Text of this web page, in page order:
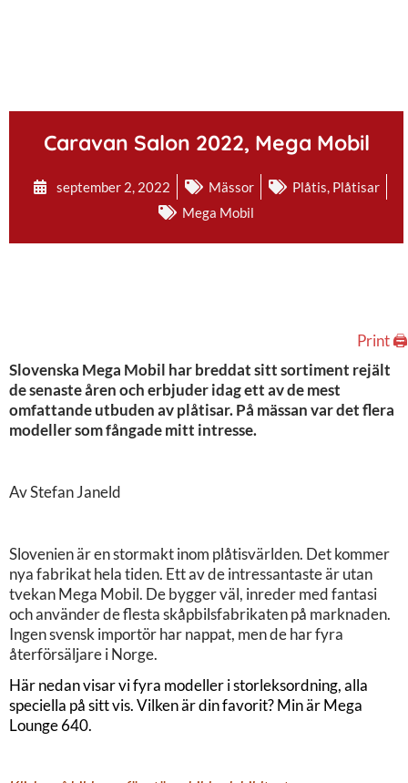
Caravan Salon 2022, Mega Mobil
september 2, 2022 Mässor Plåtis, Plåtisar
Mega Mobil
Print 🖨
Slovenska Mega Mobil har breddat sitt sortiment rejält
de senaste åren och erbjuder idag ett av de mest
omfattande utbuden av plåtisar. På mässan var det flera
modeller som fångade mitt intresse.
Av Stefan Janeld
Slovenien är en stormakt inom plåtisvärlden. Det kommer
nya fabrikat hela tiden. Ett av de intressantaste är utan
tvekan Mega Mobil. De bygger väl, inreder med fantasi
och använder de flesta skåpbilsfabrikaten på marknaden.
Ingen svensk importör har nappat, men de har fyra
återförsäljare i Norge.
Här nedan visar vi fyra modeller i storleksordning, alla
speciella på sitt vis. Vilken är din favorit? Min är Mega
Lounge 640.